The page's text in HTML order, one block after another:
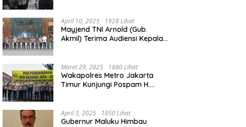
April 10, 2025 1928 Lihat
Mayjend TNI Arnold (Gub.
Akmil) Terima Audiensi Kepala
Maret 29, 2025 1880 Lihat
Wakapolres Metro Jakarta
Timur Kunjungi Pospam H.
April 3, 2025 1850 Lihat
Gubernur Maluku Himbau